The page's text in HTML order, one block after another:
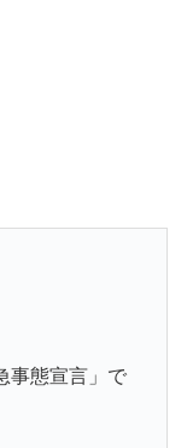
事態宣言」で